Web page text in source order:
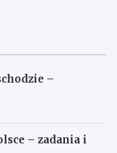
–
– zadania i